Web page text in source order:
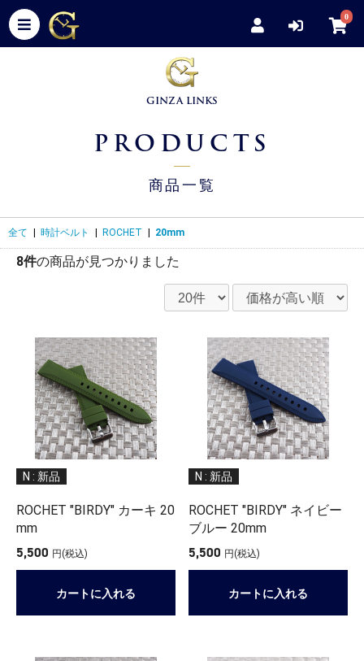
0
GINZA LINKS
PRODUCTS
商品一覧
全て | 時計ベルト | ROCHET | 20mm
8件の商品が見つかりました
N : 新品
ROCHET "BIRDY" カーキ 20
mm
5,500 円(税込)
カートに入れる
N : 新品
ROCHET "BIRDY" ネイビー
ブルー 20mm
5,500 円(税込)
カートに入れる